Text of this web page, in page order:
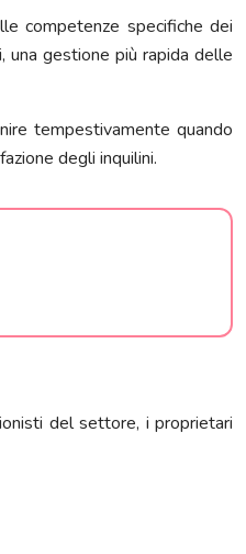
competenze specifiche dei
una gestione più rapida delle
tempestivamente quando
degli inquilini.
del settore, i proprietari